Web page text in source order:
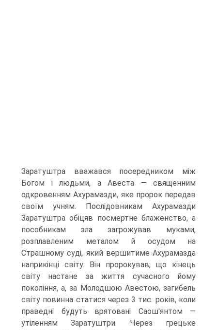
Заратуштра вважався посередником між
Богом і людьми, а Авеста — священним
одкровенням Ахурамазди, яке пророк передав
своїм учням. Послідовникам Ахурамазди
Заратуштра обіцяв посмерт­не блаженство, а
пособникам зла загрожував муками,
розплавленим металом й осудом на
Страшному суді, який вершитиме Ахурамазда
наприкінці світу. Він пророкував, що кінець
світу настане за життя сучасного йому
покоління, а, за Молодшою Авестою, загибель
світу повинна статися через 3 тис. років, коли
праведні будуть врятовані Саош'янтом —
утіленням Заратуштри. Через грецьке